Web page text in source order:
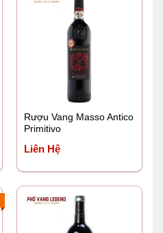
Rượu Vang Masso Antico
Primitivo
Liên Hệ